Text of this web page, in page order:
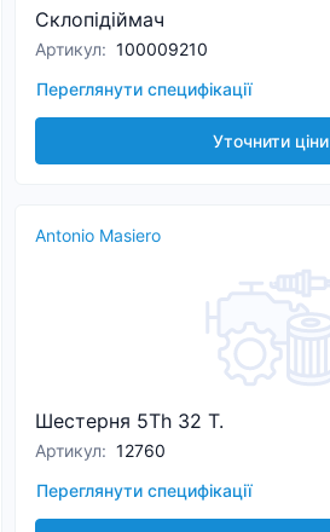
Склопідіймач
Артикул: 100009210
Переглянути специфікації
Уточнити ціни
Antonio Masiero
Шестерня 5Th 32 T.
Артикул: 12760
Переглянути специфікації